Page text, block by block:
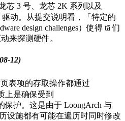
芯 3 号、龙芯 2K 系列以及
动。从提交说明看，「特定的
design challenges）使得 tā 们
来探测硬件。
12)
表项的存取操作都通过
上是确保受到
保护。这是由于 LoongArch 与
设施都有可能在遍历时同时修改